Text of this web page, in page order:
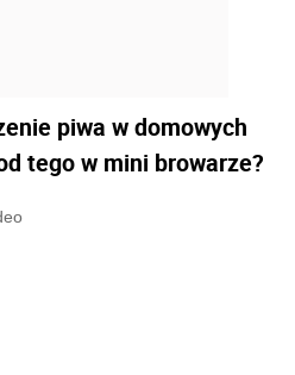
jest bardzo